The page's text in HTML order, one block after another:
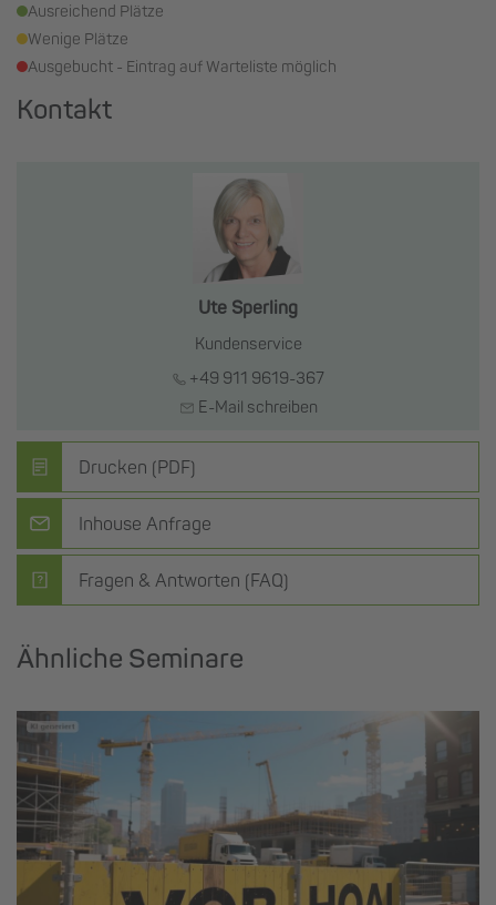
Ausreichend Plätze
Wenige Plätze
Ausgebucht - Eintrag auf Warteliste möglich
Kontakt
Ute Sperling
Kundenservice
+49 911 9619-367
E-Mail schreiben
Drucken (PDF)
Inhouse Anfrage
Fragen & Antworten (FAQ)
Ähnliche Seminare